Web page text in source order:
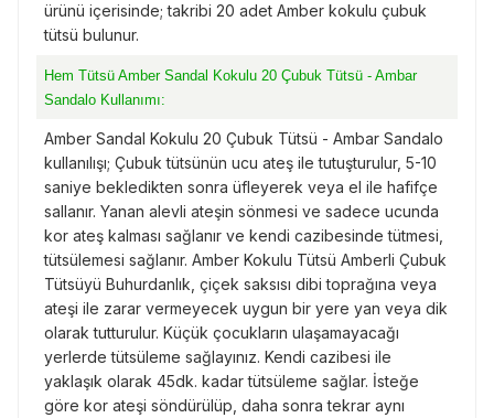
ürünü içerisinde; takribi 20 adet Amber kokulu çubuk
tütsü bulunur.
Hem Tütsü Amber Sandal Kokulu 20 Çubuk Tütsü - Ambar
Sandalo Kullanımı:
Amber Sandal Kokulu 20 Çubuk Tütsü - Ambar Sandalo
kullanılışı; Çubuk tütsünün ucu ateş ile tutuşturulur, 5-10
saniye bekledikten sonra üfleyerek veya el ile hafifçe
sallanır. Yanan alevli ateşin sönmesi ve sadece ucunda
kor ateş kalması sağlanır ve kendi cazibesinde tütmesi,
tütsülemesi sağlanır. Amber Kokulu Tütsü Amberli Çubuk
Tütsüyü Buhurdanlık, çiçek saksısı dibi toprağına veya
ateşi ile zarar vermeyecek uygun bir yere yan veya dik
olarak tutturulur. Küçük çocukların ulaşamayacağı
yerlerde tütsüleme sağlayınız. Kendi cazibesi ile
yaklaşık olarak 45dk. kadar tütsüleme sağlar. İsteğe
göre kor ateşi söndürülüp, daha sonra tekrar aynı